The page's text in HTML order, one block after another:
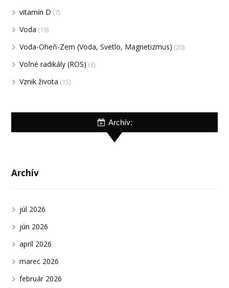
vitamín D (7)
Voda (19)
Voda-Oheň-Zem (Voda, Svetlo, Magnetizmus) (20)
Voľné radikály (ROS) (3)
Vznik života (15)
Archív:
Archív
júl 2026
jún 2026
apríl 2026
marec 2026
február 2026